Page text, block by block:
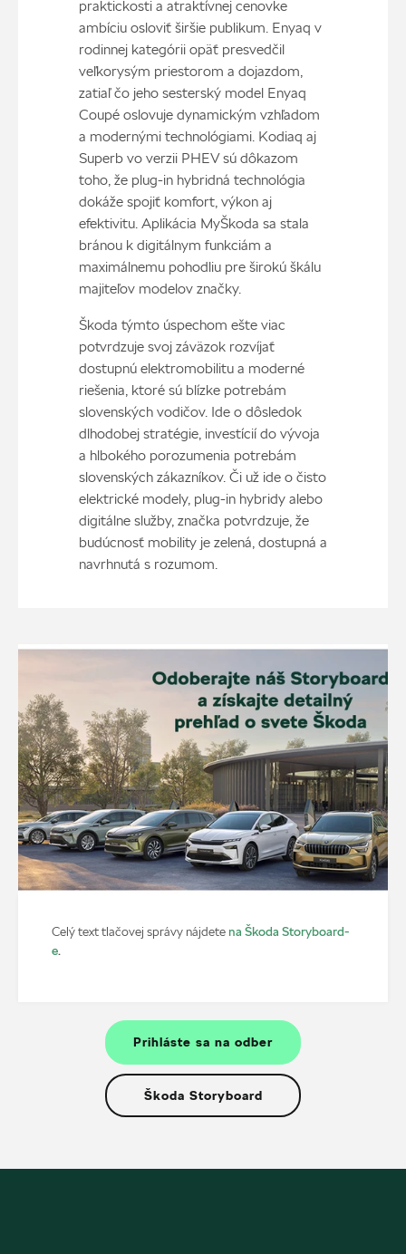
praktickosti a atraktívnej cenovke
ambíciu osloviť širšie publikum. Enyaq v
rodinnej kategórii opäť presvedčil
veľkorysým priestorom a dojazdom,
zatiaľ čo jeho sesterský model Enyaq
Coupé oslovuje dynamickým vzhľadom
a modernými technológiami. Kodiaq aj
Superb vo verzii PHEV sú dôkazom
toho, že plug-in hybridná technológia
dokáže spojiť komfort, výkon aj
efektivitu. Aplikácia MyŠkoda sa stala
bránou k digitálnym funkciám a
maximálnemu pohodliu pre širokú škálu
majiteľov modelov značky.
Škoda týmto úspechom ešte viac
potvrdzuje svoj záväzok rozvíjať
dostupnú elektromobilitu a moderné
riešenia, ktoré sú blízke potrebám
slovenských vodičov. Ide o dôsledok
dlhodobej stratégie, investícií do vývoja
a hlbokého porozumenia potrebám
slovenských zákazníkov. Či už ide o čisto
elektrické modely, plug-in hybridy alebo
digitálne služby, značka potvrdzuje, že
budúcnosť mobility je zelená, dostupná a
navrhnutá s rozumom.
Celý text tlačovej správy nájdete na Škoda Storyboard-
e.
Prihláste sa na odber
Škoda Storyboard